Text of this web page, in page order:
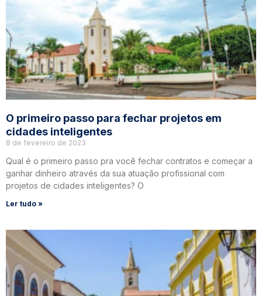
O primeiro passo para fechar projetos em
cidades inteligentes
8 de fevereiro de 2023
Qual é o primeiro passo pra você fechar contratos e começar a
ganhar dinheiro através da sua atuação profissional com
projetos de cidades inteligentes? O
Ler tudo »